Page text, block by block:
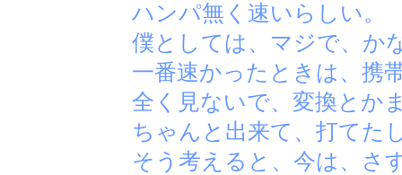
ハンパ無く速いらしい。
僕としては、マジで、か
一番速かったときは、携
全く見ないで、変換とか
ちゃんと出来て、打てた
そう考えると、今は、さ